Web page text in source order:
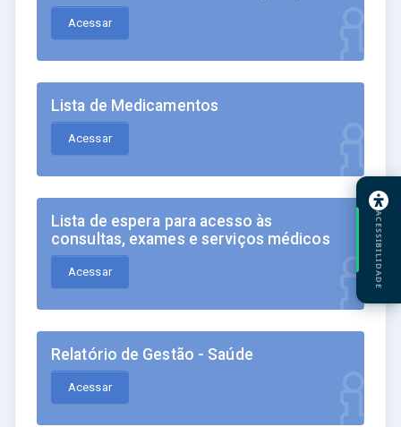
Acessar
Lista de Medicamentos
Acessar
Lista de espera para acesso às
consultas, exames e serviços médicos
Acessar
Relatório de Gestão - Saúde
Acessar
ACESSIBILIDADE